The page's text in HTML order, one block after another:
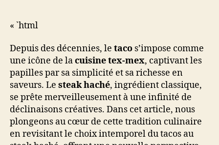
« `html
Depuis des décennies, le taco s’impose comme
une icône de lacuisine tex-mex, captivant les
papilles par sa simplicité et sa richesse en
saveurs. Le steak haché, ingrédient classique,
se prête merveilleusement à une infinité de
déclinaisons créatives. Dans cet article, nous
plongeons au cœur de cette tradition culinaire
en revisitant le choix intemporel du tacos au